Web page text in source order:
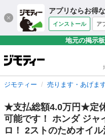
アプリならお得
インストール ア
地元の掲示
ジモティー 売ります・あげま
★支払総額4.0万円★定
可能です！ ホンダ ジャ
ロ！ 2ストのためオイ